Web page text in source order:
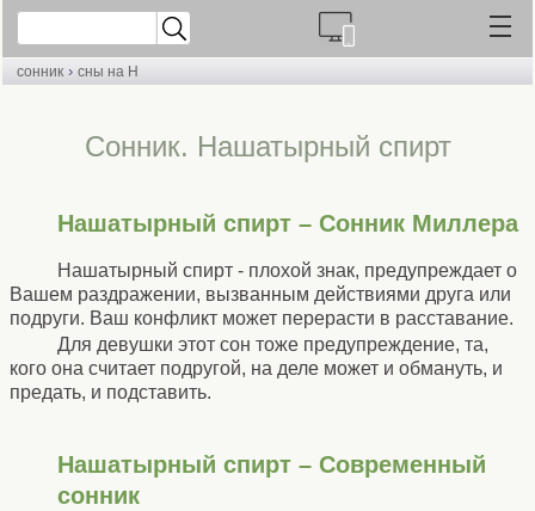
сонник › сны на Н
Cонник. Нашатырный спирт
Нашатырный спирт – Сонник Миллера
Нашатырный спирт - плохой знак, предупреждает о
Вашем раздражении, вызванным действиями друга или
подруги. Ваш конфликт может перерасти в расставание.
Для девушки этот сон тоже предупреждение, та,
кого она считает подругой, на деле может и обмануть, и
предать, и подставить.
Нашатырный спирт – Современный
сонник